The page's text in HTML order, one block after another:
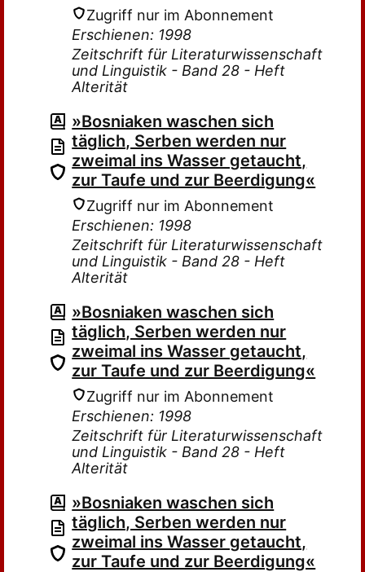
Zugriff nur im Abonnement
Erschienen: 1998
Zeitschrift für Literaturwissenschaft
und Linguistik - Band 28 - Heft
Alterität
»Bosniaken waschen sich
täglich, Serben werden nur
zweimal ins Wasser getaucht,
zur Taufe und zur Beerdigung«
Zugriff nur im Abonnement
Erschienen: 1998
Zeitschrift für Literaturwissenschaft
und Linguistik - Band 28 - Heft
Alterität
»Bosniaken waschen sich
täglich, Serben werden nur
zweimal ins Wasser getaucht,
zur Taufe und zur Beerdigung«
Zugriff nur im Abonnement
Erschienen: 1998
Zeitschrift für Literaturwissenschaft
und Linguistik - Band 28 - Heft
Alterität
»Bosniaken waschen sich
täglich, Serben werden nur
zweimal ins Wasser getaucht,
zur Taufe und zur Beerdigung«